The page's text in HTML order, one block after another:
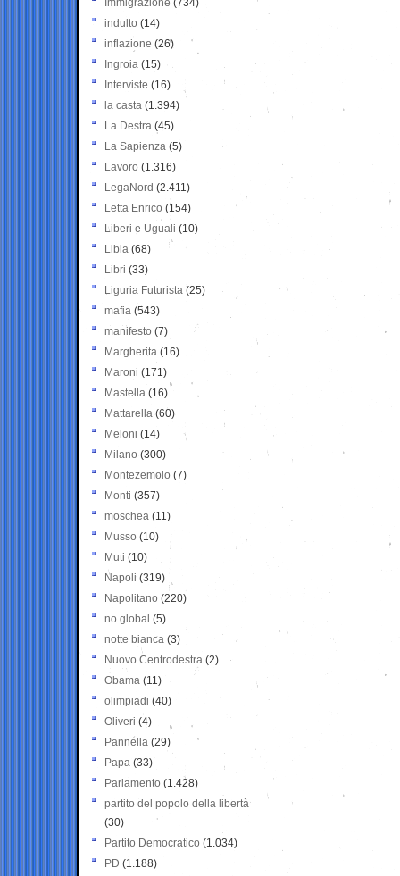
Immigrazione (734)
indulto (14)
inflazione (26)
Ingroia (15)
Interviste (16)
la casta (1.394)
La Destra (45)
La Sapienza (5)
Lavoro (1.316)
LegaNord (2.411)
Letta Enrico (154)
Liberi e Uguali (10)
Libia (68)
Libri (33)
Liguria Futurista (25)
mafia (543)
manifesto (7)
Margherita (16)
Maroni (171)
Mastella (16)
Mattarella (60)
Meloni (14)
Milano (300)
Montezemolo (7)
Monti (357)
moschea (11)
Musso (10)
Muti (10)
Napoli (319)
Napolitano (220)
no global (5)
notte bianca (3)
Nuovo Centrodestra (2)
Obama (11)
olimpiadi (40)
Oliveri (4)
Pannella (29)
Papa (33)
Parlamento (1.428)
partito del popolo della libertà
(30)
Partito Democratico (1.034)
PD (1.188)